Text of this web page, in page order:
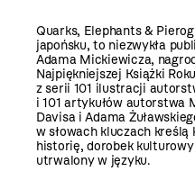
Quarks, Elephants &
japońsku, to niezwykła
Adama Mickiewicza,
Najpiękniejszej Książki
z serii 101 ilustracji
i 101 artykułów autorstwa
Davisa i Adama
w słowach kluczach
historię, dorobek
utrwalony w języku.